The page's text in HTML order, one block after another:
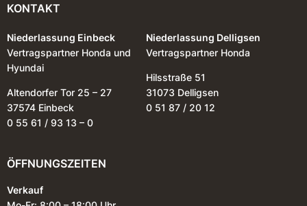
KONTAKT
Niederlassung Einbeck
Vertragspartner Honda und
Hyundai
Altendorfer Tor 25 – 27
37574 Einbeck
0 55 61 / 93 13 – 0
Niederlassung Delligsen
Vertragspartner Honda
Hilsstraße 51
31073 Delligsen
0 51 87 / 20 12
ÖFFNUNGSZEITEN
Verkauf